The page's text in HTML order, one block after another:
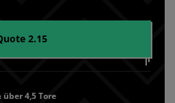
2.15
über 4,5 Tore